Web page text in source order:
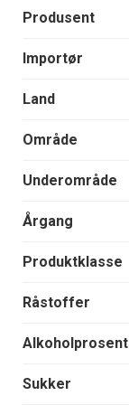
Produsent
Importør
Land
Område
Underområde
Årgang
Produktklasse
Råstoffer
Alkoholprosent
Sukker